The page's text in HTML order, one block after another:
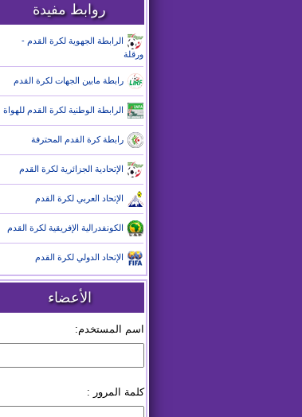
روابط مفيدة
الرابطة الجهوية لكرة القدم -
ورقلة
رابطة مابين الجهات لكرة القدم
الرابطة الوطنية لكرة القدم للهواة
رابطة كرة القدم المحترفة
الإتحادية الجزائرية لكرة القدم
الإتحاد العربي لكرة القدم
الكونفدرالية الإفريقية لكرة القدم
الإتحاد الدولي لكرة القدم
الأعضاء
اسم المستخدم:
كلمة المرور :